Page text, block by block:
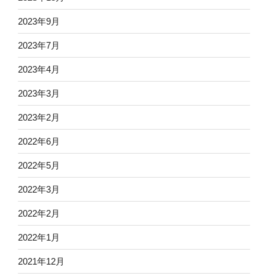
2023年9月
2023年7月
2023年4月
2023年3月
2023年2月
2022年6月
2022年5月
2022年3月
2022年2月
2022年1月
2021年12月